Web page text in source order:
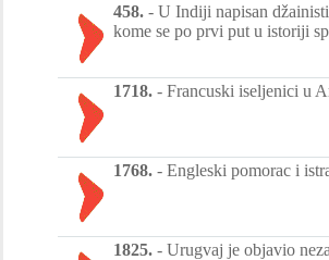
458. - U Indiji napisan
kome se po prvi put u istoriji
1718. - Francuski iseljenici u
1768. - Engleski pomorac i
1825. - Urugvaj je objavio